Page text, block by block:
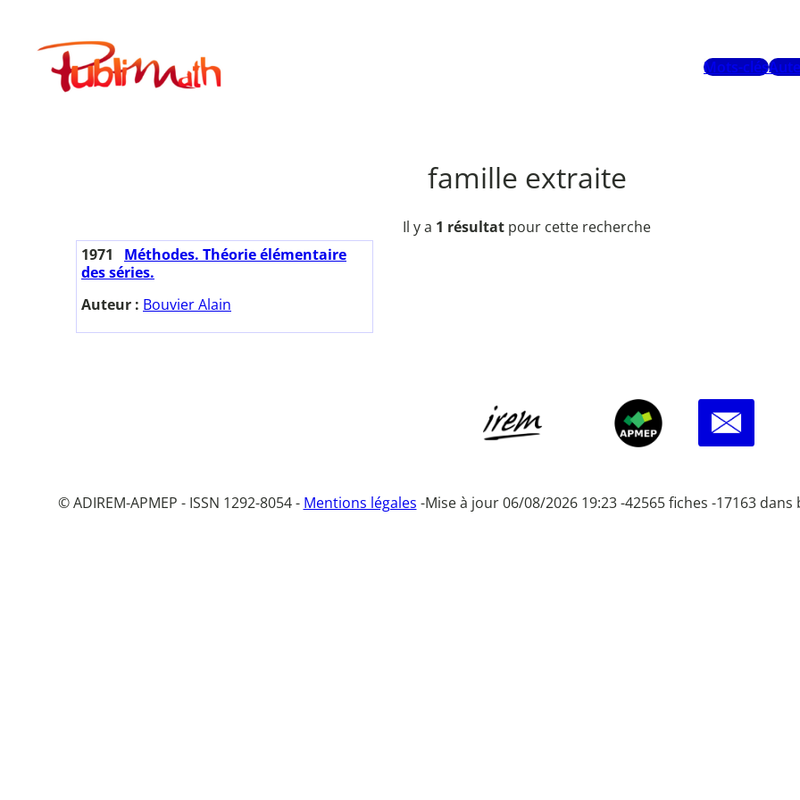
contenuPublimath
Mots-clés
famille extraite
Il y a 1 résultat pour cette recherche
1971
Méthodes. Théorie élémentaire
des séries.
Auteur : Bouvier Alain
© ADIREM-APMEP - ISSN 1292-8054 - Mentions légales -Mise à jour 06/08/2026 19:23 -42565 fiches -17163